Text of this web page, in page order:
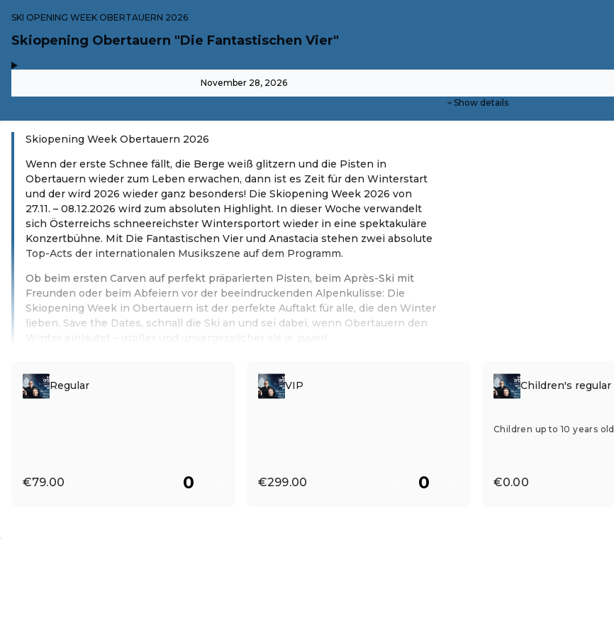
SKI OPENING WEEK OBERTAUERN 2026
Skiopening Obertauern "Die Fantastischen Vier"
November 28, 2026
Show details
Skiopening Week Obertauern 2026
Wenn der erste Schnee fällt, die Berge weiß glitzern und die Pisten in
Obertauern wieder zum Leben erwachen, dann ist es Zeit für den Winterstart
und der wird 2026 wieder ganz besonders! Die Skiopening Week 2026 von
27.11. – 08.12.2026 wird zum absoluten Highlight. In dieser Woche verwandelt
sich Österreichs schneereichster Wintersportort wieder in eine spektakuläre
Konzertbühne. Mit Die Fantastischen Vier und Anastacia stehen zwei absolute
Top-Acts der internationalen Musikszene auf dem Programm.
Ob beim ersten Carven auf perfekt präparierten Pisten, beim Après-Ski mit
Freunden oder beim Abfeiern vor der beeindruckenden Alpenkulisse: Die
Skiopening Week in Obertauern ist der perfekte Auftakt für alle, die den Winter
lieben. Save the Dates, schnall die Ski an und sei dabei, wenn Obertauern den
Winter einläutet – größer und unvergesslicher als je zuvor!
Regular
€79.00
VIP
€299.00
Children's regular
Children up to 10 years old
€0.00